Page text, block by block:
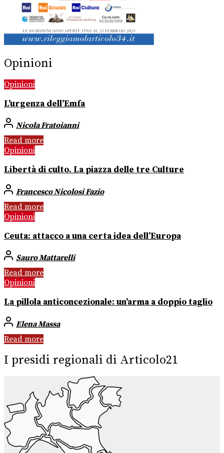
Opinioni
Opinioni
L’urgenza dell’Emfa
Nicola Fratoianni
Read more
Opinioni
Libertà di culto. La piazza delle tre Culture
Francesco Nicolosi Fazio
Read more
Opinioni
Ceuta: attacco a una certa idea dell’Europa
Sauro Mattarelli
Read more
Opinioni
La pillola anticoncezionale: un’arma a doppio taglio
Elena Massa
Read more
I presidi regionali di Articolo21